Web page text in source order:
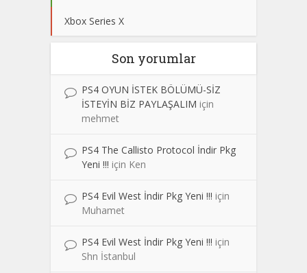
Xbox Series X
Son yorumlar
PS4 OYUN İSTEK BÖLÜMÜ-SİZ
İSTEYİN BİZ PAYLAŞALIM için
mehmet
PS4 The Callisto Protocol İndir Pkg
Yeni !!! için Ken
PS4 Evil West İndir Pkg Yeni !!! için
Muhamet
PS4 Evil West İndir Pkg Yeni !!! için
Shn İstanbul